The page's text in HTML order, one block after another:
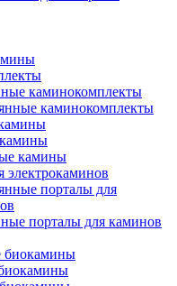
каминокомплекты
каминокомплекты
камины
электрокаминов
порталы для
порталы для каминов
биокамины